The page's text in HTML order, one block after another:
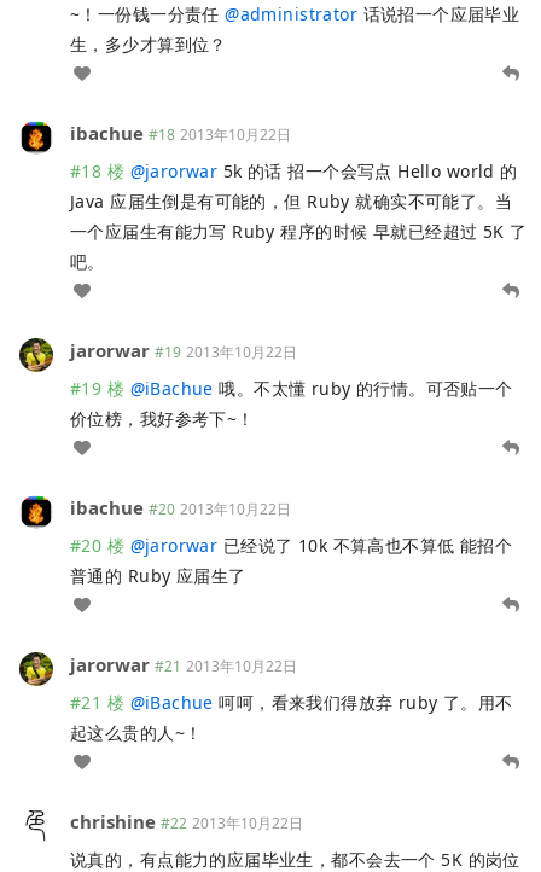
~！一份钱一分责任@administrator 话说招一个应届毕业
生，多少才算到位？
ibachue #18 2013年10月22日
#18 楼 @jarorwar 5k 的话 招一个会写点 Hello world 的
Java 应届生倒是有可能的，但 Ruby 就确实不可能了。当
一个应届生有能力写 Ruby 程序的时候 早就已经超过 5K 了
吧。
jarorwar #19 2013年10月22日
#19 楼 @iBachue 哦。不太懂 ruby 的行情。可否贴一个
价位榜，我好参考下~！
ibachue #20 2013年10月22日
#20 楼 @jarorwar 已经说了 10k 不算高也不算低 能招个
普通的 Ruby 应届生了
jarorwar #21 2013年10月22日
#21 楼 @iBachue 呵呵，看来我们得放弃 ruby 了。用不
起这么贵的人~！
chrishine #22 2013年10月22日
说真的，有点能力的应届毕业生，都不会去一个 5K 的岗位